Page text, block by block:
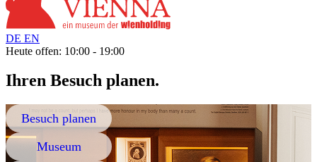
DE EN
Heute offen: 10:00 - 19:00
Ihren Besuch planen.
Besuch planen
Museum